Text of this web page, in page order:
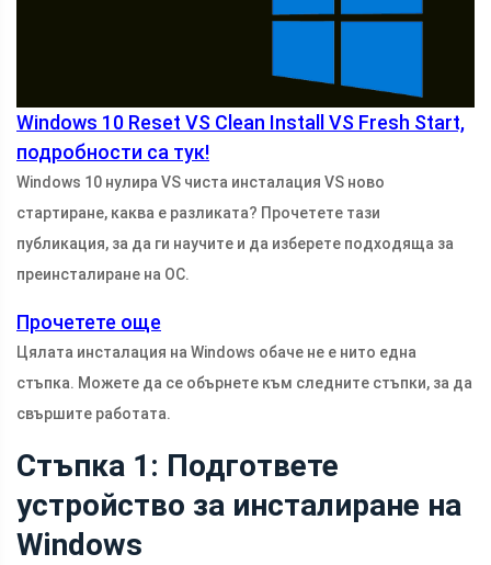
Windows 10 Reset VS Clean Install VS Fresh Start,
подробности са тук!
Windows 10 нулира VS чиста инсталация VS ново
стартиране, каква е разликата? Прочетете тази
публикация, за да ги научите и да изберете подходяща за
преинсталиране на ОС.
Прочетете още
Цялата инсталация на Windows обаче не е нито една
стъпка. Можете да се обърнете към следните стъпки, за да
свършите работата.
Стъпка 1: Подгответе
устройство за инсталиране на
Windows